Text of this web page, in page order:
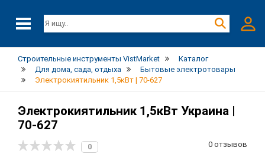
Строительные инструменты VistMarket
Каталог
Для дома, сада, отдыха
Бытовые электротовары
Электрокиятильник 1,5кВт | 70-627
Электрокиятильник 1,5кВт Украина |
70-627
0
0 отзывов